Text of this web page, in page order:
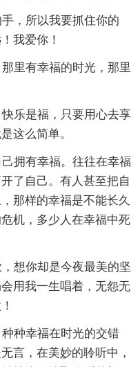
，所以我要抓住你的
我爱你！
里有幸福的时光，那里
乐是福，只要用心去享
这么简单。
拥有幸福。往往在幸福
了自己。有人甚至把自
那样的幸福是不能长久
机，多少人在幸福中死
想你却是今夜最美的坚
用我一生唱着，无怨无
种幸福在时光的交错
言，在美妙的聆听中，